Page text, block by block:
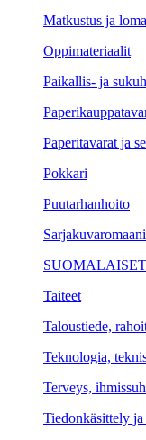
Matkustus ja
Oppimateriaalit
Paikallis- ja
Paperitavarat ja
Pokkari
Puutarhanhoito
Taiteet
Taloustiede,
Teknologia,
Terveys,
Tiedonkäsittely